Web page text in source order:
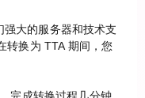
大的服务器和技术支
转换为 TTA 期间，您
完成转换过程几分钟